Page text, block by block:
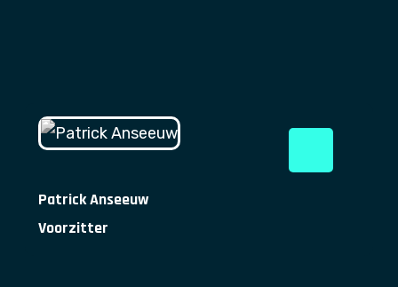
Patrick Anseeuw
Voorzitter